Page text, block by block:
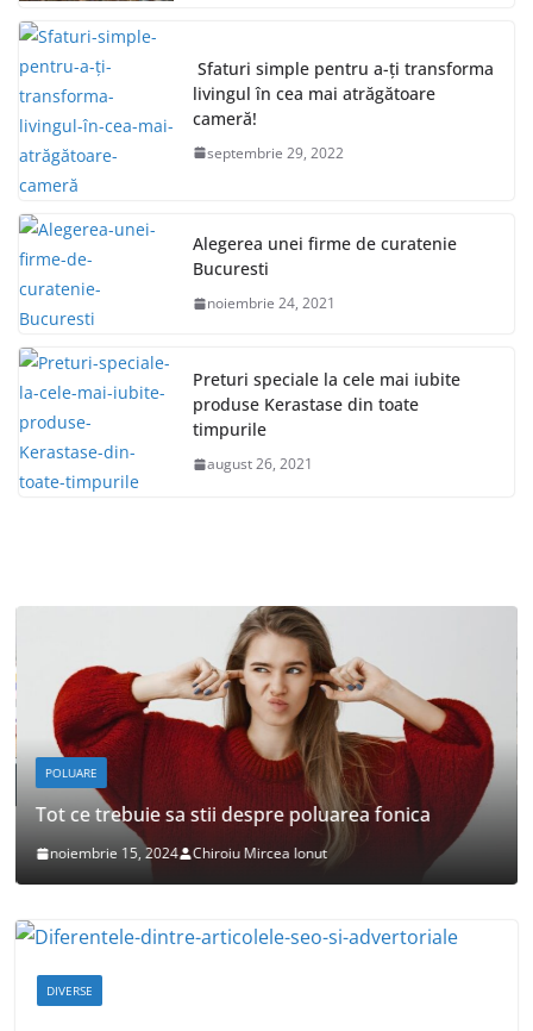
Sfaturi simple pentru a-ți transforma
livingul în cea mai atrăgătoare
cameră!
septembrie 29, 2022
Alegerea unei firme de curatenie
Bucuresti
noiembrie 24, 2021
Preturi speciale la cele mai iubite
produse Kerastase din toate
timpurile
august 26, 2021
POLUARE
Tot ce trebuie sa stii despre poluarea fonica
noiembrie 15, 2024 Chiroiu Mircea Ionut
DIVERSE